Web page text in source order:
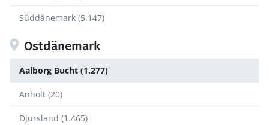
Süddänemark (5.147)
Ostdänemark
Aalborg Bucht (1.277)
Anholt (20)
Djursland (1.465)